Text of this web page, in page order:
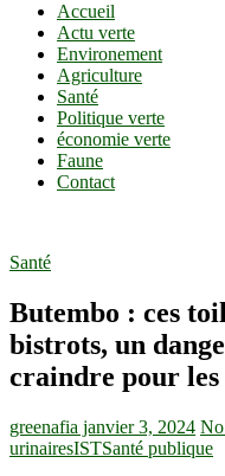
Accueil
Actu verte
Environement
Agriculture
Santé
Politique verte
économie verte
Faune
Contact
Santé
Butembo : ces
bistrots, un
craindre pour
greenafia janvier 3, 2024
urinairesISTSanté publique